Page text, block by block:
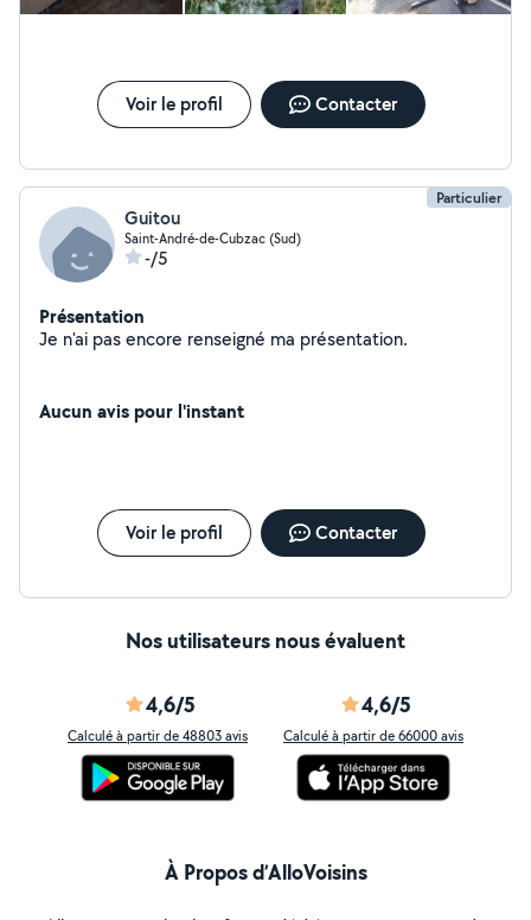
Voir le profil Contacter
Particulier
Guitou
Saint-André-de-Cubzac (Sud)
-/5
Présentation
Je n'ai pas encore renseigné ma présentation.
Aucun avis pour l'instant
Voir le profil Contacter
Nos utilisateurs nous évaluent
4,6/5
Calculé à partir de 48803 avis
4,6/5
Calculé à partir de 66000 avis
À Propos d’AlloVoisins